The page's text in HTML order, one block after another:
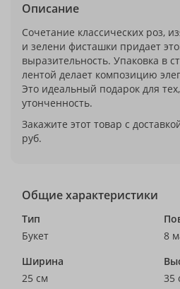
Описание
Сочетание классических роз,
и зелени фисташки придает
выразительность. Упаковка в
лентой делает композицию
Это идеальный подарок для
утонченность.
Закажите этот товар с
руб.
Общие характеристики
Тип
Букет
8
Ширина
25 см
35